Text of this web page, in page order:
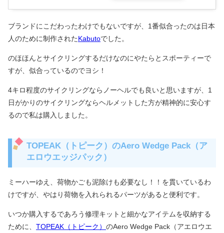
ブランドにこだわったわけでもないですが、1番似合ったのは日本
人のために制作されたKabutoでした。
のほほんとサイクリングするだけなのにやたらとスポーティーで
すが、似合っているのでヨシ！
4キロ程度のサイクリングならノーヘルでも良いと思いますが、1
日がかりのサイクリングならヘルメットした方が精神的に安心す
るので私は購入しました。
TOPEAK（トピーク）のAero Wedge Pack（ア
エロウエッジパック）
ミーハーゆえ、荷物かごも泥除けも必要なし！！を貫いているわ
けですが、やはり荷物を入れられるパーツがあると便利です。
いつか購入するであろう修理キットと細かなアイテムを収納する
ために、 TOPEAK（トピーク） のAero Wedge Pack（アエロウエ